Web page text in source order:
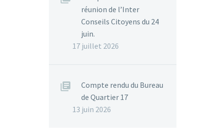
réunion de l’Inter
Conseils Citoyens du 24
juin.
17 juillet 2026
Compte rendu du Bureau
de Quartier 17
13 juin 2026